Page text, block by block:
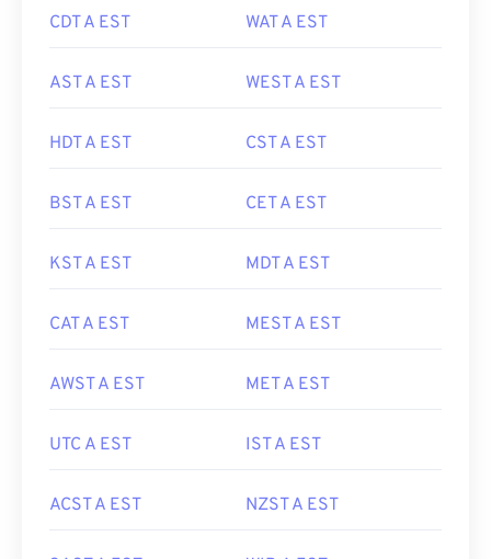
CDT A EST WAT A EST
AST A EST WEST A EST
HDT A EST CST A EST
BST A EST CET A EST
KST A EST MDT A EST
CAT A EST MEST A EST
AWST A EST MET A EST
UTC A EST IST A EST
ACST A EST NZST A EST